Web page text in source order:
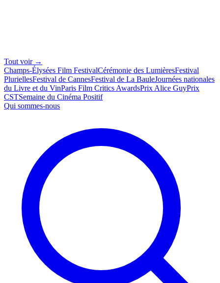
Tout voir →
Champs-Élysées Film FestivalCérémonie des LumièresFestival
PluriellesFestival de CannesFestival de La BauleJournées nationales
du Livre et du VinParis Film Critics AwardsPrix Alice GuyPrix
CSTSemaine du Cinéma Positif
Qui sommes-nous